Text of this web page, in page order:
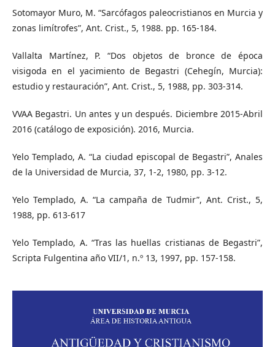
Sotomayor Muro, M. “Sarcófagos paleocristianos en Murcia y
zonas limítrofes”, Ant. Crist., 5, 1988. pp. 165-184.
Vallalta Martínez, P. “Dos objetos de bronce de época
visigoda en el yacimiento de Begastri (Cehegín, Murcia):
estudio y restauración”, Ant. Crist., 5, 1988, pp. 303-314.
VVAA Begastri. Un antes y un después. Diciembre 2015-Abril
2016 (catálogo de exposición). 2016, Murcia.
Yelo Templado, A. “La ciudad episcopal de Begastri”, Anales
de la Universidad de Murcia, 37, 1-2, 1980, pp. 3-12.
Yelo Templado, A. “La campaña de Tudmir”, Ant. Crist., 5,
1988, pp. 613-617
Yelo Templado, A. “Tras las huellas cristianas de Begastri”,
Scripta Fulgentina año VII/1, n.º 13, 1997, pp. 157-158.